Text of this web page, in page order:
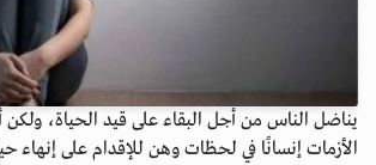
يناضل الناس من أجل البقاء على قيد الحياة، ولكن
الأزمات إنسانًا في لحظات وهن للإقدام على إنهاء